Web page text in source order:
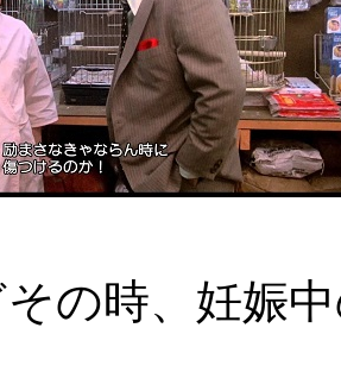
の時、妊娠